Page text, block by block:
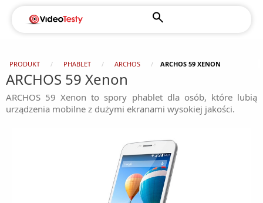
PRODUKT PHABLET ARCHOS ARCHOS 59 XENON
ARCHOS 59 Xenon
ARCHOS 59 Xenon to spory phablet dla osób, które lubią
urządzenia mobilne z dużymi ekranami wysokiej jakości.